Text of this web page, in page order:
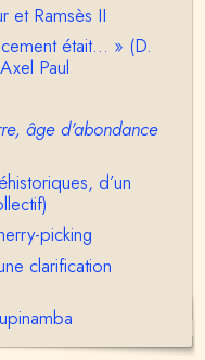
celui-ci: il y a un sché
des stades infér…
Darmangeat, m
salutaire de…
le pénis compterait
je ne vois pas no…
(même si il y a sans d
la citation de A,
et Ramsès II
était... » (D.
Paul
âge d'abondance
d’un
picking
clarification